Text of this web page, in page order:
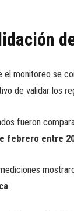
el monitoreo se
de validar los
fueron
febrero entre
.